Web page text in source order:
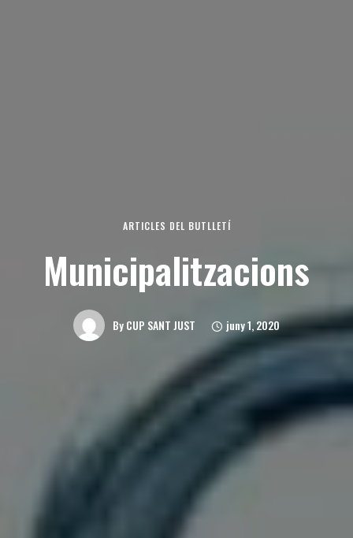
ARTICLES DEL BUTLLETÍ
Municipalitzacions
ByCUP SANT JUST juny 1, 2020